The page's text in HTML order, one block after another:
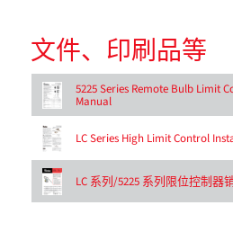
文件、印刷品等
5225 Series Remote Bulb Limit
Manual
LC Series High Limit Control
LC 系列/5225 系列限位控制器